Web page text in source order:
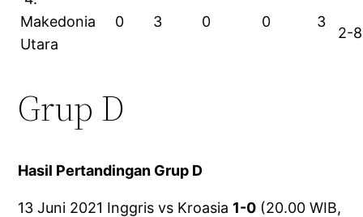
Makedonia
Utara
0 3 0 0 3
2-8
Grup D
Hasil Pertandingan Grup D
13 Juni 2021 Inggris vs Kroasia 1-0 (20.00 WIB,